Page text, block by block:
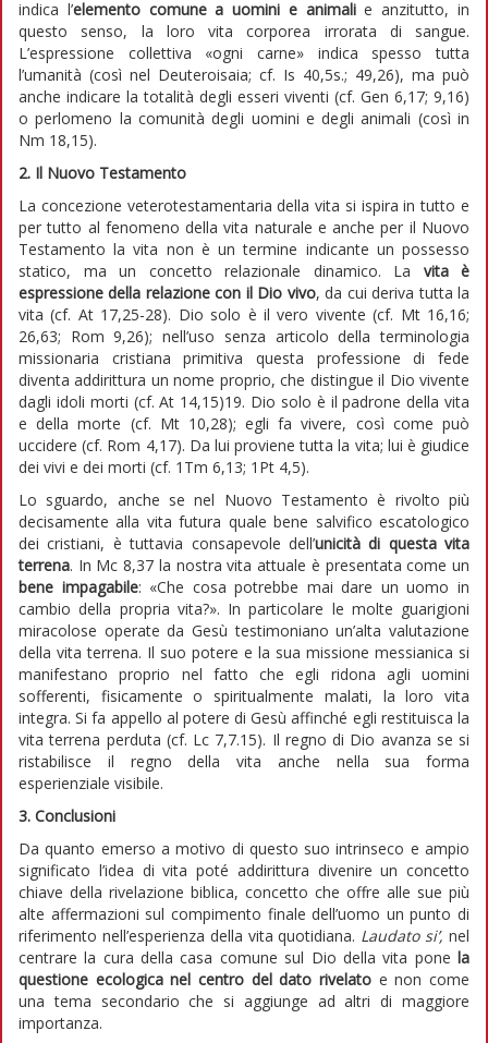
indica l’elemento comune a uomini e animalie anzitutto, in
questo senso, la loro vita corporea irrorata di sangue.
L’espressione collettiva «ogni carne» indica spesso tutta
l’umanità (così nel Deuteroisaia; cf. Is 40,5s.; 49,26), ma può
anche indicare la totalità degli esseri viventi (cf. Gen 6,17; 9,16)
o perlomeno la comunità degli uomini e degli animali (così in
Nm 18,15).
2. Il Nuovo Testamento
La concezione veterotestamentaria della vita si ispira in tutto e
per tutto al fenomeno della vita naturale e anche per il Nuovo
Testamento la vita non è un termine indicante un possesso
statico, ma un concetto relazionale dinamico. La vita è
espressione della relazione con il Dio vivo, da cui deriva tutta la
vita (cf. At 17,25-28). Dio solo è il vero vivente (cf. Mt 16,16;
26,63; Rom 9,26); nell’uso senza articolo della terminologia
missionaria cristiana primitiva questa professione di fede
diventa addirittura un nome proprio, che distingue il Dio vivente
dagli idoli morti (cf. At 14,15)19. Dio solo è il padrone della vita
e della morte (cf. Mt 10,28); egli fa vivere, così come può
uccidere (cf. Rom 4,17). Da lui proviene tutta la vita; lui è giudice
dei vivi e dei morti (cf. 1Tm 6,13; 1Pt 4,5).
Lo sguardo, anche se nel Nuovo Testamento è rivolto più
decisamente alla vita futura quale bene salvifico escatologico
dei cristiani, è tuttavia consapevole dell’unicità di questa vita
terrena. In Mc 8,37 la nostra vita attuale è presentata come un
bene impagabile: «Che cosa potrebbe mai dare un uomo in
cambio della propria vita?». In particolare le molte guarigioni
miracolose operate da Gesù testimoniano un’alta valutazione
della vita terrena. Il suo potere e la sua missione messianica si
manifestano proprio nel fatto che egli ridona agli uomini
sofferenti, fisicamente o spiritualmente malati, la loro vita
integra. Si fa appello al potere di Gesù affinché egli restituisca la
vita terrena perduta (cf. Lc 7,7.15). Il regno di Dio avanza se si
ristabilisce il regno della vita anche nella sua forma
esperienziale visibile.
3. Conclusioni
Da quanto emerso a motivo di questo suo intrinseco e ampio
significato l’idea di vita poté addirittura divenire un concetto
chiave della rivelazione biblica, concetto che offre alle sue più
alte affermazioni sul compimento finale dell’uomo un punto di
riferimento nell’esperienza della vita quotidiana. Laudato si’,nel
centrare la cura della casa comune sul Dio della vita pone la
questione ecologica nel centro del dato rivelato e non come
una tema secondario che si aggiunge ad altri di maggiore
importanza.